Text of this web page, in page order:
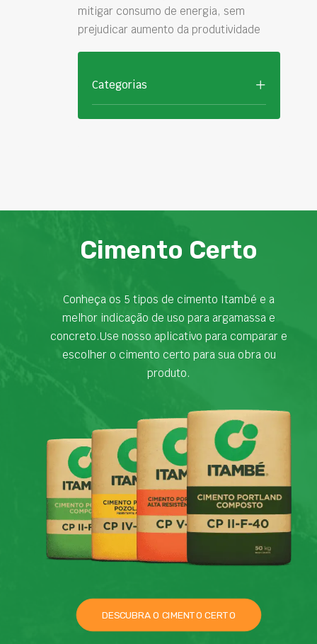
mitigar consumo de energia, sem
prejudicar aumento da produtividade
Categorias
Cimento Certo
Conheça os 5 tipos de cimento Itambé e a
melhor indicação de uso para argamassa e
concreto.Use nosso aplicativo para comparar e
escolher o cimento certo para sua obra ou
produto.
DESCUBRA O CIMENTO CERTO